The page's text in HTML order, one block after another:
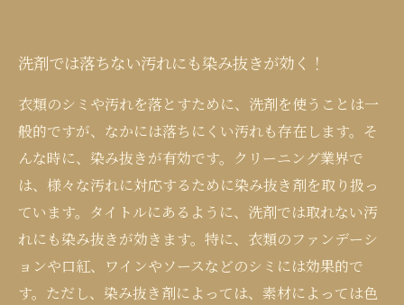
洗剤では落ちない汚れにも染み抜きが効く！
衣類のシミや汚れを落とすために、洗剤を使うことは一
般的ですが、なかには落ちにくい汚れも存在します。そ
んな時に、染み抜きが有効です。クリーニング業界で
は、様々な汚れに対応するために染み抜き剤を取り扱っ
ています。タイトルにあるように、洗剤では取れない汚
れにも染み抜きが効きます。特に、衣類のファンデーシ
ョンや口紅、ワインやソースなどのシミには効果的で
す。ただし、染み抜き剤によっては、素材によっては色